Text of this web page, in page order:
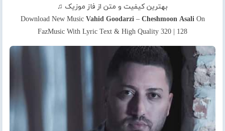
بهترین کیفیت و متن از فاز موزیک ♫
Download New Music Vahid Goodarzi– Cheshmoon AsaliOn
FazMusic With Lyric Text & High Quality 320 | 128